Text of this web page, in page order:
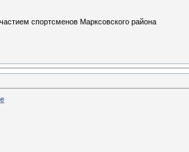
спортсменов Марксовского района